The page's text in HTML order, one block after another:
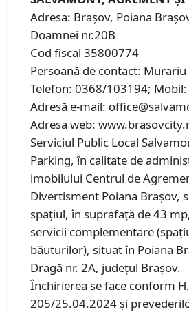
Adresa: Brașov, Poiana
Doamnei nr.20B
Cod fiscal 35800774
Persoană de contact: Murariu
Telefon: 0368/103194;
Adresă e-mail:
Adresa web:
Serviciul Public Local
Parking, în calitate de
imobilului Centrul de
Divertisment Poiana Brașov,
spațiul, în suprafață de 43
servicii complementare
băuturilor), situat în Poiana
Dragă nr. 2A, județul Brașov.
Închirierea se face conform
205/25.04.2024 și